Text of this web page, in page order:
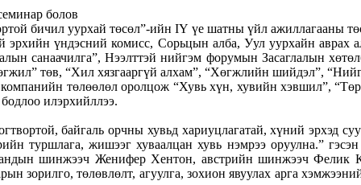
бичил уурхай төсөл”-ийн IҮ үе шатны үйл ажиллагааны
үндэсний комисс, Сорьцын алба, Уул уурхайн аврах
санаачилга”, Нээлттэй нийгэм форумын Засаглалын
төв, “Хил хязгааргүй алхам”, “Хөгжлийн шийдэл”,
төлөөлөл оролцож “Хувь хүн, хувийн хэвшил”,
илэрхийллээ.
байгаль орчны хувьд хариуцлагатай, хүний эрхэд
туршлага, жишээг хуваалцан хувь нэмрээ оруулна.”
шинжээч Женифер Хентон, австрийн шинжээч
зорилго, төлөвлөлт, агуулга, зохион явуулах арга